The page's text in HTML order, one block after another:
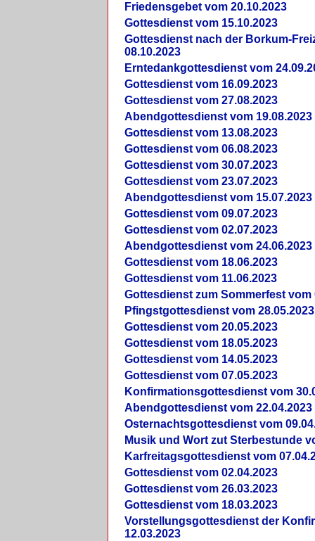
Friedensgebet vom 20.10.2023
Gottesdienst vom 15.10.2023
Gottesdienst nach der Borkum-
08.10.2023
Erntedankgottesdienst vom
Gottesdienst vom 16.09.2023
Gottesdienst vom 27.08.2023
Abendgottesdienst vom 19.08.2023
Gottesdienst vom 13.08.2023
Gottesdienst vom 06.08.2023
Gottesdienst vom 30.07.2023
Gottesdienst vom 23.07.2023
Abendgottesdienst vom 15.07.2023
Gottesdienst vom 09.07.2023
Gottesdienst vom 02.07.2023
Abendgottesdienst vom 24.06.2023
Gottesdienst vom 18.06.2023
Gottesdienst vom 11.06.2023
Gottesdienst zum Sommerfest vom
Pfingstgottesdienst vom 28.05.2023
Gottesdienst vom 20.05.2023
Gottesdienst vom 18.05.2023
Gottesdienst vom 14.05.2023
Gottesdienst vom 07.05.2023
Konfirmationsgottesdienst vom
Abendgottesdienst vom 22.04.2023
Osternachtsgottesdienst vom
Musik und Wort zut Sterbestunde
Karfreitagsgottesdienst vom
Gottesdienst vom 02.04.2023
Gottesdienst vom 26.03.2023
Gottesdienst vom 18.03.2023
Vorstellungsgottesdienst der
12.03.2023